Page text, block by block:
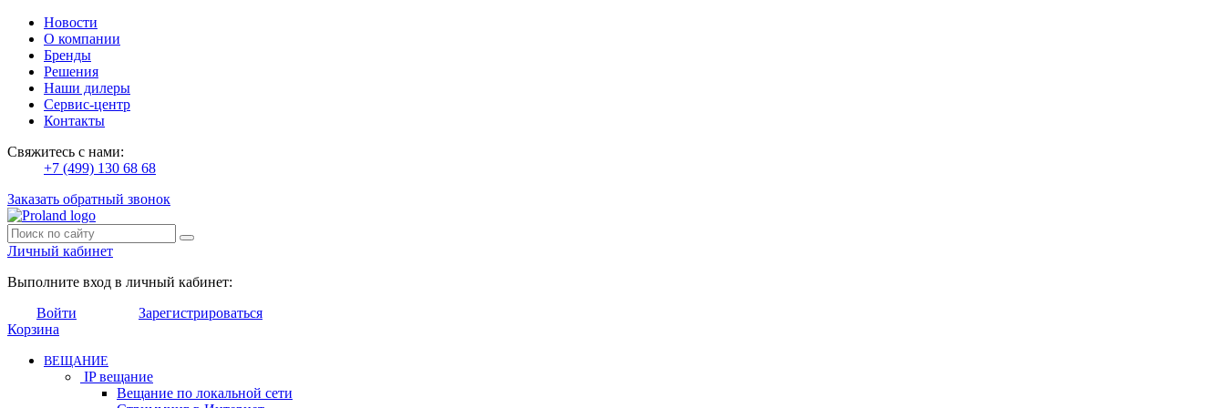
Новости
О компании
Бренды
Решения
Наши дилеры
Сервис-центр
Контакты
Свяжитесь с нами:
+7 (499) 130 68 68
Заказать обратный звонок
Личный кабинет
Выполните вход в личный кабинет:
Войти
Зарегистрироваться
Корзина
ВЕЩАНИЕ
IP вещание
Вещание по локальной сети